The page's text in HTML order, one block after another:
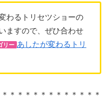
わるトリセツショーの
ますので、ぜひ合わせ
リー あしたが変わるトリ
＊＊＊＊＊＊＊＊＊＊＊＊